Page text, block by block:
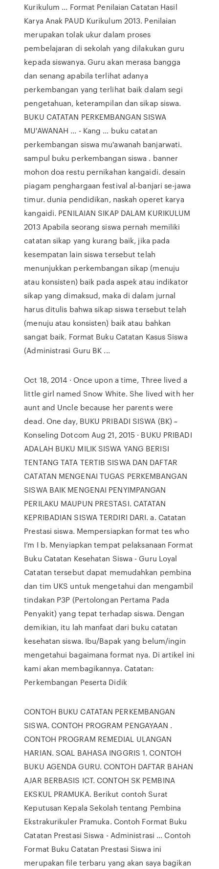
Kurikulum ... Format Penilaian Catatan Hasil
Karya Anak PAUD Kurikulum 2013. Penilaian
merupakan tolak ukur dalam proses
pembelajaran di sekolah yang dilakukan guru
kepada siswanya. Guru akan merasa bangga
dan senang apabila terlihat adanya
perkembangan yang terlihat baik dalam segi
pengetahuan, keterampilan dan sikap siswa.
BUKU CATATAN PERKEMBANGAN SISWA
MU'AWANAH ... - Kang … buku catatan
perkembangan siswa mu'awanah banjarwati.
sampul buku perkembangan siswa . banner
mohon doa restu pernikahan kangaidi. desain
piagam penghargaan festival al-banjari se-jawa
timur. dunia pendidikan, naskah operet karya
kangaidi. PENILAIAN SIKAP DALAM KURIKULUM
2013 Apabila seorang siswa pernah memiliki
catatan sikap yang kurang baik, jika pada
kesempatan lain siswa tersebut telah
menunjukkan perkembangan sikap (menuju
atau konsisten) baik pada aspek atau indikator
sikap yang dimaksud, maka di dalam jurnal
harus ditulis bahwa sikap siswa tersebut telah
(menuju atau konsisten) baik atau bahkan
sangat baik. Format Buku Catatan Kasus Siswa
(Administrasi Guru BK ...
Oct 18, 2014 · Once upon a time, Three lived a
little girl named Snow White. She lived with her
aunt and Uncle because her parents were
dead. One day, BUKU PRIBADI SISWA (BK) ~
Konseling Dotcom Aug 21, 2015 · BUKU PRIBADI
ADALAH BUKU MILIK SISWA YANG BERISI
TENTANG TATA TERTIB SISWA DAN DAFTAR
CATATAN MENGENAI TUGAS PERKEMBANGAN
SISWA BAIK MENGENAI PENYIMPANGAN
PERILAKU MAUPUN PRESTASI. CATATAN
KEPRIBADIAN SISWA TERDIRI DARI. a. Catatan
Prestasi siswa. Mempersiapkan format tes who
I’m I b. Menyiapkan tempat pelaksanaan Format
Buku Catatan Kesehatan Siswa - Guru Loyal
Catatan tersebut dapat memudahkan pembina
dan tim UKS untuk mengetahui dan mengambil
tindakan P3P (Pertolongan Pertama Pada
Penyakit) yang tepat terhadap siswa. Dengan
demikian, itu lah manfaat dari buku catatan
kesehatan siswa. Ibu/Bapak yang belum/ingin
mengetahui bagaimana format nya. Di artikel ini
kami akan membagikannya. Catatan:
Perkembangan Peserta Didik
CONTOH BUKU CATATAN PERKEMBANGAN
SISWA. CONTOH PROGRAM PENGAYAAN .
CONTOH PROGRAM REMEDIAL ULANGAN
HARIAN. SOAL BAHASA INGGRIS 1. CONTOH
BUKU AGENDA GURU. CONTOH DAFTAR BAHAN
AJAR BERBASIS ICT. CONTOH SK PEMBINA
EKSKUL PRAMUKA. Berikut contoh Surat
Keputusan Kepala Sekolah tentang Pembina
Ekstrakurikuler Pramuka. Contoh Format Buku
Catatan Prestasi Siswa - Administrasi ... Contoh
Format Buku Catatan Prestasi Siswa ini
merupakan file terbaru yang akan saya bagikan